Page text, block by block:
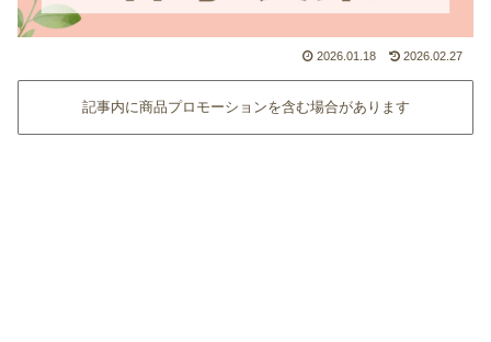
2026.01.18 2026.02.27
記事内に商品プロモーションを含む場合があります